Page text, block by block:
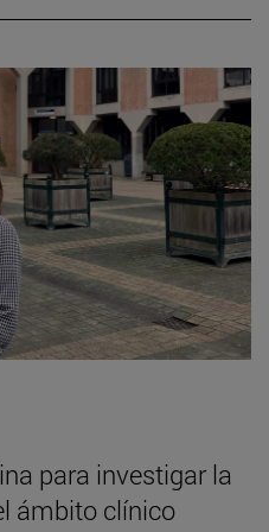
para investigar la
ámbito clínico